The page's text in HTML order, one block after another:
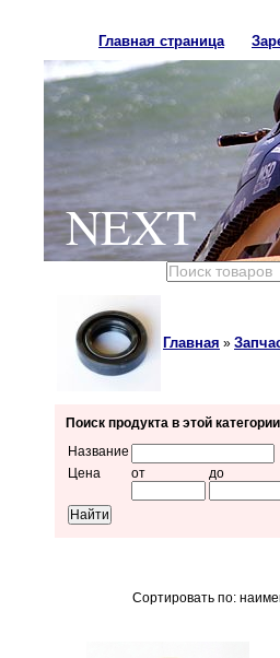
Главная страница
NEXT
Главная »
Поиск продукта в этой категории
Название
Цена
от до
Сортировать по: